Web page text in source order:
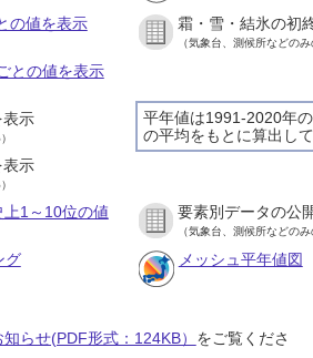
の値を表示 霜・雪・結氷の初
（気象台、測候所などのみ
との値を表示
平年値は1991-2020年
の平均をもとに算出して
表示
表示
1～10位の値 要素別データの公
（気象台、測候所などのみ
グ メッシュ平年値図
らせ(PDF形式：124KB） をご覧くださ